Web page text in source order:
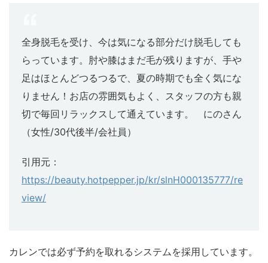
全身脱毛を受け、今は気になる部分だけ脱毛しても
らっています。肘や膝はまだ毛が残りますが、手や
足はほとんどつるつるで、夏の時期でも全く気にな
りません！お店の雰囲気もよく、スタッフの方も親
切で毎回リラックスして通えています。 にのさん
（女性/30代後半/会社員）
引用元：
https://beauty.hotpepper.jp/kr/slnH000135777/re
view/
カレンでは必ず予約を取れるシステムを採用しています。